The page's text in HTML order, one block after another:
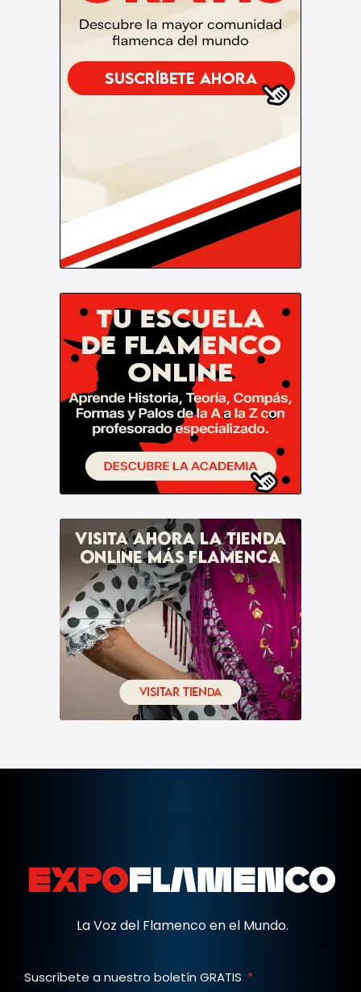
La Voz del Flamenco en el Mundo.
Suscríbete a nuestro boletín GRATIS